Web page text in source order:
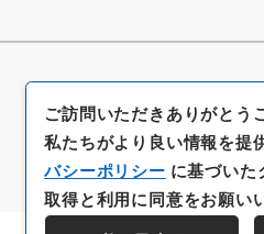
ご訪問いただきありがとう
私たちがより良い情報を提
バシーポリシー に基づい
取得と利用に同意をお願い